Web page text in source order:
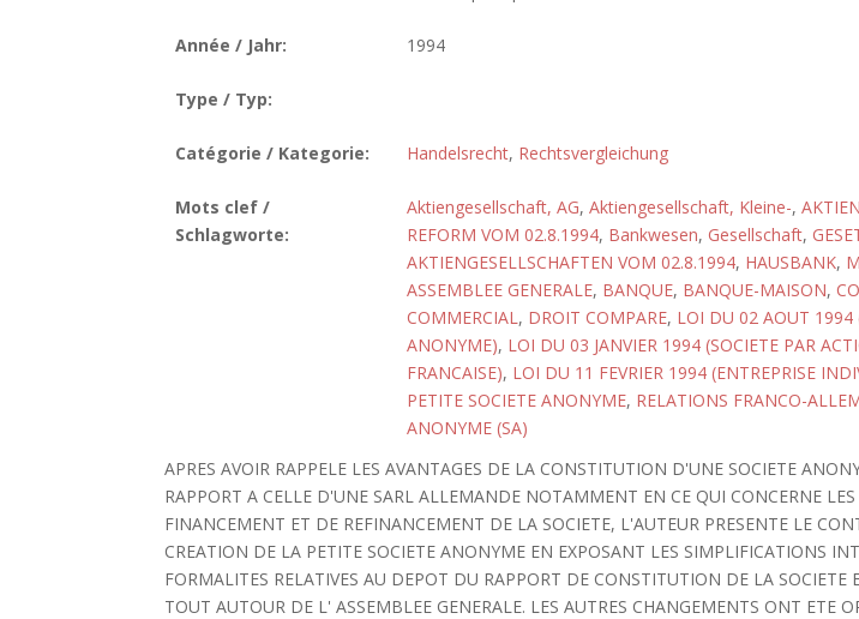
Année / Jahr: 1994
Type / Typ:
Catégorie / Kategorie: Handelsrecht, Rechtsvergleichung
Mots clef /
Schlagworte:
Aktiengesellschaft, AG, Aktiengesellschaft, Kleine-,
REFORM VOM 02.8.1994, Bankwesen, Gesellschaft,
AKTIENGESELLSCHAFTEN VOM 02.8.1994, HAUSBANK,
ASSEMBLEE GENERALE, BANQUE, BANQUE-MAISON,
COMMERCIAL, DROIT COMPARE, LOI DU 02 AOUT 1994
ANONYME), LOI DU 03 JANVIER 1994 (SOCIETE PAR
FRANCAISE), LOI DU 11 FEVRIER 1994 (ENTREPRISE
PETITE SOCIETE ANONYME, RELATIONS FRANCO-
ANONYME (SA)
APRES AVOIR RAPPELE LES AVANTAGES DE LA CONSTITUTION D'UNE SOCIETE
RAPPORT A CELLE D'UNE SARL ALLEMANDE NOTAMMENT EN CE QUI CONCERNE
FINANCEMENT ET DE REFINANCEMENT DE LA SOCIETE, L'AUTEUR PRESENTE LE
CREATION DE LA PETITE SOCIETE ANONYME EN EXPOSANT LES SIMPLIFICATIONS
FORMALITES RELATIVES AU DEPOT DU RAPPORT DE CONSTITUTION DE LA SOCIETE
TOUT AUTOUR DE L' ASSEMBLEE GENERALE. LES AUTRES CHANGEMENTS ONT ETE